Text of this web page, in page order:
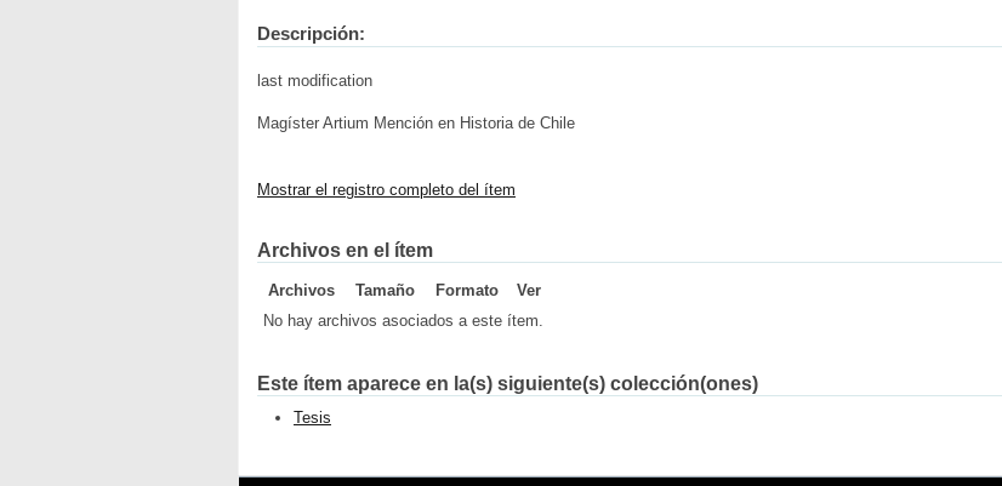
Descripción:
last modification
Magíster Artium Mención en Historia de Chile
Mostrar el registro completo del ítem
Archivos en el ítem
Archivos Tamaño Formato
Ver
No hay archivos asociados a este ítem.
Este ítem aparece en la(s) siguiente(s) colección(ones)
Tesis